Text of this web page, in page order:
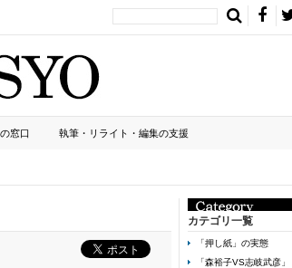
窓口 執筆・リライト・編集の支援
カテゴリ一覧
「押し紙」の実態
「森裕子VS志岐武彦」